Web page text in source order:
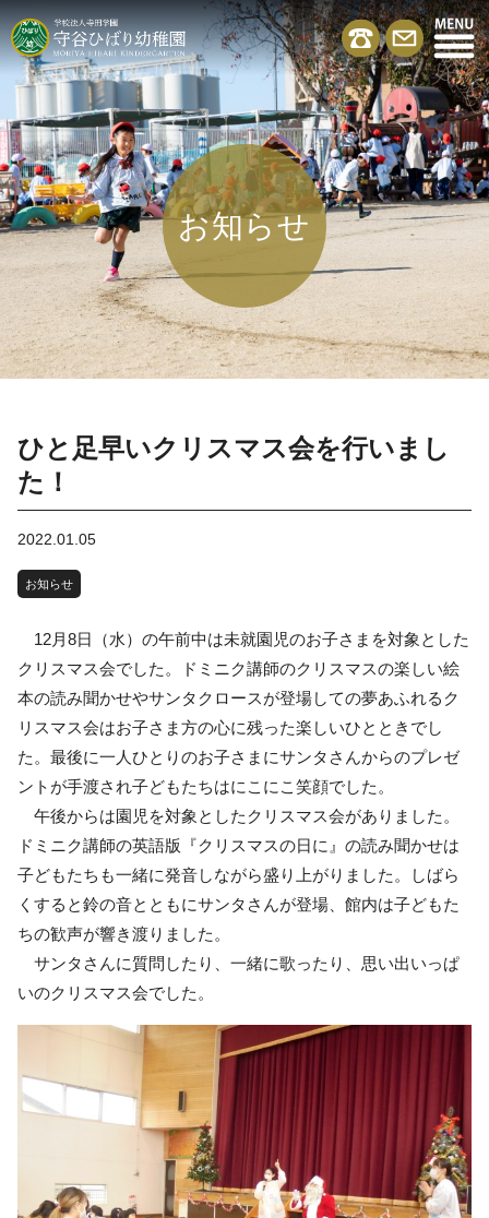
お知らせ
ひと足早いクリスマス会を行いまし
た！
2022.01.05
お知らせ
12月8日（水）の午前中は未就園児のお子さまを対象とした
クリスマス会でした。ドミニク講師のクリスマスの楽しい絵
本の読み聞かせやサンタクロースが登場しての夢あふれるク
リスマス会はお子さま方の心に残った楽しいひとときでし
た。最後に一人ひとりのお子さまにサンタさんからのプレゼ
ントが手渡され子どもたちはにこにこ笑顔でした。
午後からは園児を対象としたクリスマス会がありました。
ドミニク講師の英語版『クリスマスの日に』の読み聞かせは
子どもたちも一緒に発音しながら盛り上がりました。しばら
くすると鈴の音とともにサンタさんが登場、館内は子どもた
ちの歓声が響き渡りました。
サンタさんに質問したり、一緒に歌ったり、思い出いっぱ
いのクリスマス会でした。